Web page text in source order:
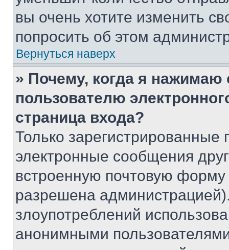
вы очень хотите изменить
попросить об этом
Вернуться наверх
» Почему, когда я нажимаю
пользователю
страница входа?
Только зарегистрированные
электронные сообщения
встроенную почтовую
разрешена
злоупотреблений
анонимными